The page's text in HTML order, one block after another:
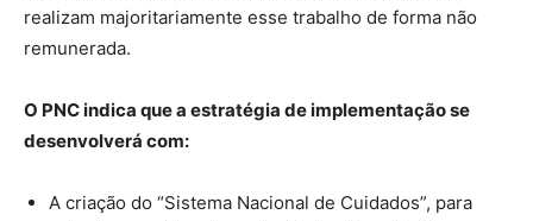
realizam majoritariamente esse trabalho de forma não
remunerada.
O PNC indica que a estratégia de implementação se
desenvolverá com:
A criação do “Sistema Nacional de Cuidados”, para